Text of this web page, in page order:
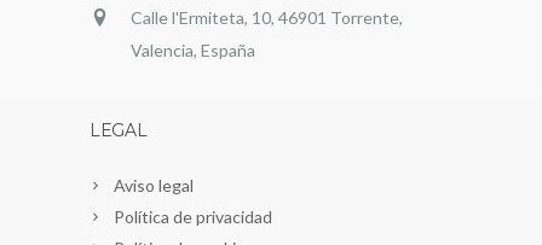
Calle l'Ermiteta, 10, 46901 Torrente,
Valencia, España
LEGAL
Aviso legal
Política de privacidad